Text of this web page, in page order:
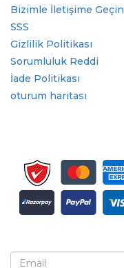
Bizimle İletişime Geçin
SSS
Gizlilik Politikası
Sorumluluk Reddi
İade Politikası
oturum haritası